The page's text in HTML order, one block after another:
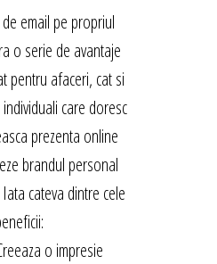
email pe propriul
o serie de avantaje
pentru afaceri, cat si
care doresc
prezenta online
brandul personal
cateva dintre cele
o impresie